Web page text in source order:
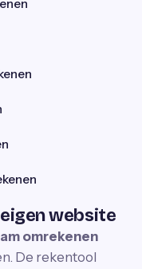
website
omrekenen
De rekentool